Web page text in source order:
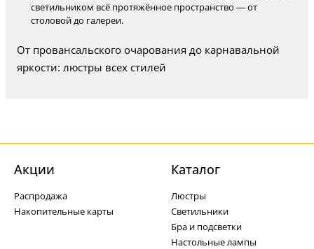
светильником всё протяжённое пространство — от
столовой до галереи.
От провансальского очарования до карнавальной
яркости: люстры всех стилей
Акции
Распродажа
Накопительные карты
Каталог
Люстры
Светильники
Бра и подсветки
Настольные лампы